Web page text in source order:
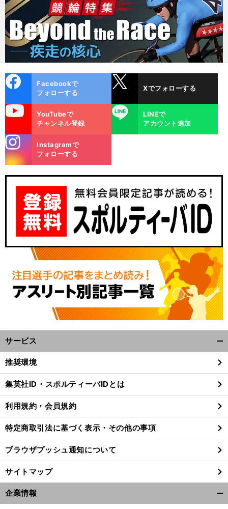
ok
Facebookで
フォローする
Xでフォローする
YouTubeで
チャンネル登録
LINE
LINEで
アカウント追加
m
Instagramで
フォローする
サービス
閉
る
推奨環境
集英社ID・スポルティーバIDとは
利用規約・会員規約
特定商取引法に基づく表示・その他の事項
ブラウザプッシュ通知について
サイトマップ
企業情報